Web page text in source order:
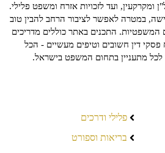
ומקרקעין, ועד לזכויות אזרח ומשפט פלילי.
במטרה לאפשר לציבור הרחב להבין טוב
המשפטיות. התכנים באתר כוללים מדריכים
פסקי דין חשובים וטיפים מעשיים - הכל
לכל מתעניין בתחום המשפט בישראל.
פלילי ודרכים
בריאות וספורט